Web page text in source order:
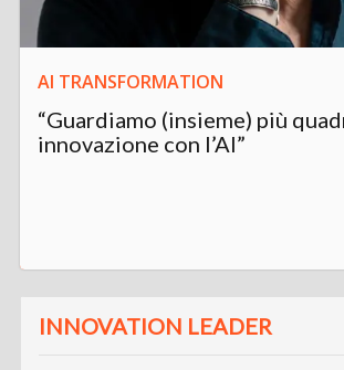
AI TRANSFORMATION
“Guardiamo (insieme) più
innovazione con l’AI”
INNOVATION LEADER